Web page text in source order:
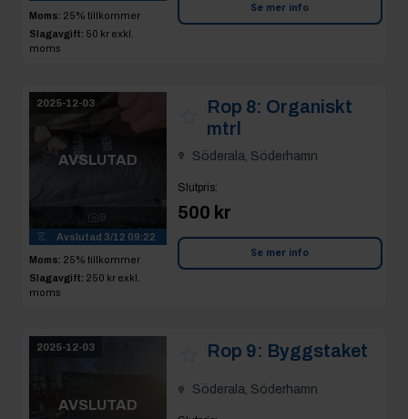
Moms: 25% tillkommer
Slagavgift: 50 kr exkl.
moms
Se mer info
2025-12-03
AVSLUTAD
Avslutad 3/12 09:22
Moms: 25% tillkommer
Slagavgift: 250 kr exkl.
moms
Rop 8: Organiskt
mtrl
Söderala, Söderhamn
Slutpris:
500 kr
Se mer info
2025-12-03
AVSLUTAD
Rop 9: Byggstaket
Söderala, Söderhamn